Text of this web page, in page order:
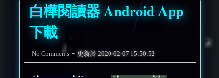
白樺閱讀器 Android App
下載
No Comments -更新於2020-02-07 15:50:52